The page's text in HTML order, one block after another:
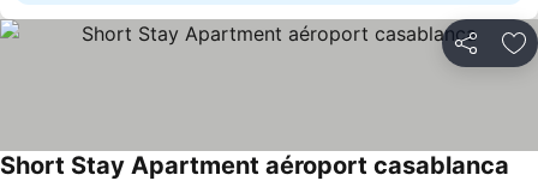
Partilhar
Short Stay Apartment aéroport casablanca